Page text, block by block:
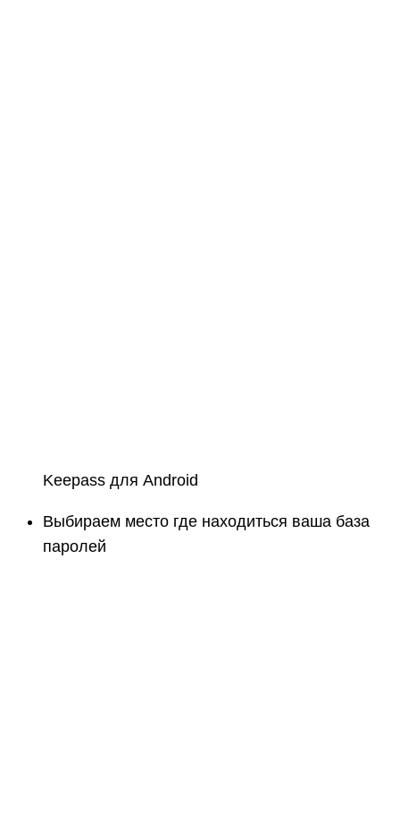
Keepass для Android
Выбираем место где находиться ваша база
паролей